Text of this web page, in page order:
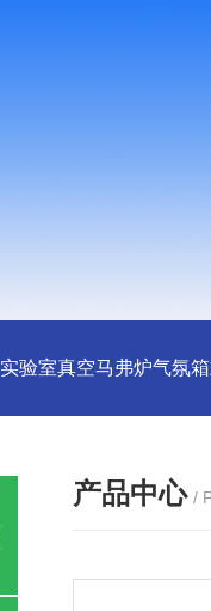
实验室真空马弗炉气氛
产品中心 /